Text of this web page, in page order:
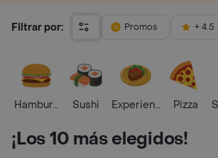
Filtrar por: Promos + 4.5
HamburguesaSushi Experiencias Foodies
Pizza
¡Los 10 más elegidos!